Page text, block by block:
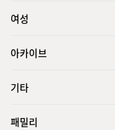
여성
아카이브
기타
패밀리